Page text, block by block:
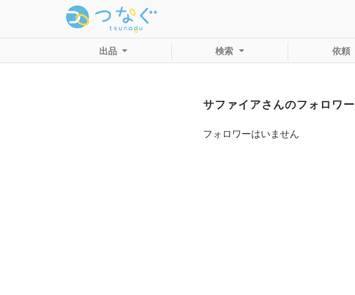
出品 検索 依頼
サファイアさんのフォロワー
フォロワーはいません